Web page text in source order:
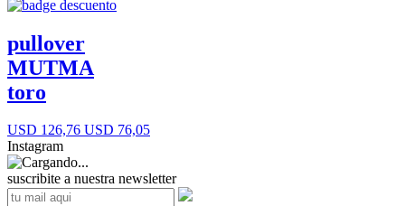
pullover
MUTMA
toro
USD 126,76 USD 76,05
Instagram
suscribite a nuestra newsletter